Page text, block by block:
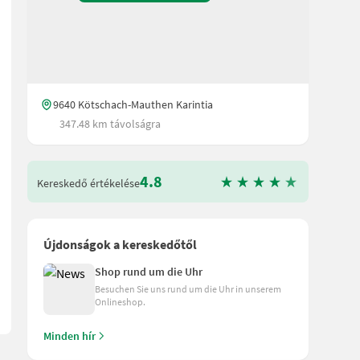
Elektrostart / Seilzugstart Räumbreite: 60,5cm
9640 Kötschach-Mauthen Karintia
347.48 km távolságra
Kereskedő értékelése4.8
Újdonságok a kereskedőtől
Shop rund um die Uhr
Besuchen Sie uns rund um die Uhr in unserem
Onlineshop.
Minden hír